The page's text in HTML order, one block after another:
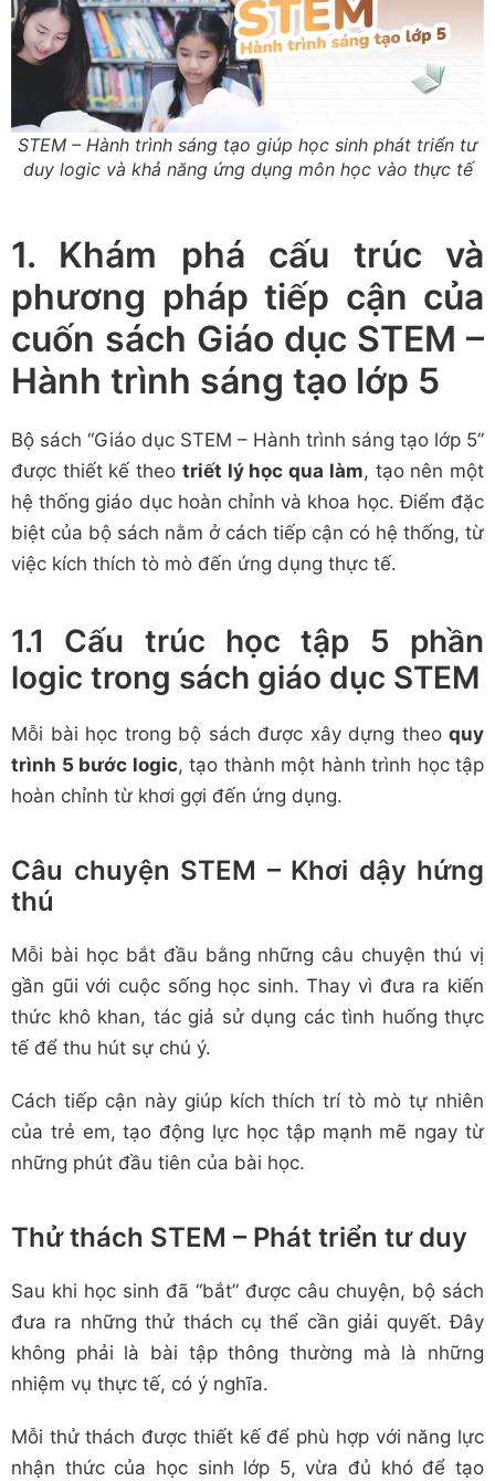
STEM – Hành trình sáng tạo giúp học sinh phát triển tư
duy logic và khả năng ứng dụng môn học vào thực tế
1. Khám phá cấu trúc và
phương pháp tiếp cận của
cuốn sách Giáo dục STEM –
Hành trình sáng tạo lớp 5
Bộ sách “Giáo dục STEM – Hành trình sáng tạo lớp 5”
được thiết kế theo triết lý học qua làm, tạo nên một
hệ thống giáo dục hoàn chỉnh và khoa học. Điểm đặc
biệt của bộ sách nằm ở cách tiếp cận có hệ thống, từ
việc kích thích tò mò đến ứng dụng thực tế.
1.1 Cấu trúc học tập 5 phần
logic trong sách giáo dục STEM
Mỗi bài học trong bộ sách được xây dựng theo quy
trình 5 bước logic, tạo thành một hành trình học tập
hoàn chỉnh từ khơi gợi đến ứng dụng.
Câu chuyện STEM – Khơi dậy hứng
thú
Mỗi bài học bắt đầu bằng những câu chuyện thú vị
gần gũi với cuộc sống học sinh. Thay vì đưa ra kiến
thức khô khan, tác giả sử dụng các tình huống thực
tế để thu hút sự chú ý.
Cách tiếp cận này giúp kích thích trí tò mò tự nhiên
của trẻ em, tạo động lực học tập mạnh mẽ ngay từ
những phút đầu tiên của bài học.
Thử thách STEM – Phát triển tư duy
Sau khi học sinh đã “bắt” được câu chuyện, bộ sách
đưa ra những thử thách cụ thể cần giải quyết. Đây
không phải là bài tập thông thường mà là những
nhiệm vụ thực tế, có ý nghĩa.
Mỗi thử thách được thiết kế để phù hợp với năng lực
nhận thức của học sinh lớp 5, vừa đủ khó để tạo